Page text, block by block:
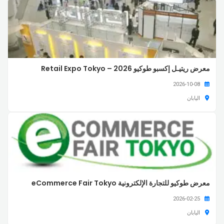
معرض ريتيـل إكسبو طوكيو 2026 – Retail Expo Tokyo
اليابان
معرض طوكيو للتجارة الإلكترونية eCommerce Fair Tokyo
اليابان